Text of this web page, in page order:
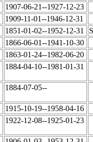
1907-06-21--1927-12-23
1909-11-01--1946-12-31
1851-01-02--1952-12-31
1866-06-01--1941-10-30
1863-01-24--1982-06-20
1884-04-10--1981-01-31
1884-07-05--
1915-10-19--1958-04-16
1922-12-08--1925-01-23